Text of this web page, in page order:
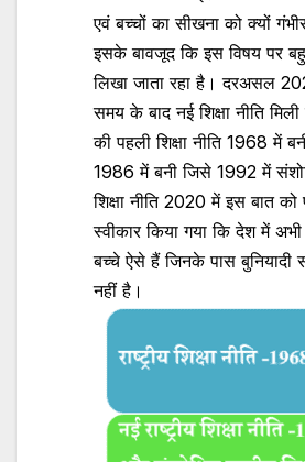
एवं बच्चों का सीखना को क्यों
इसके बावजूद कि इस विषय पर
लिखा जाता रहा है। दरअसल
समय के बाद नई शिक्षा नीति
की पहली शिक्षा नीति 1968 में
1986 में बनी जिसे 1992 में
शिक्षा नीति 2020 में इस बात को
स्वीकार किया गया कि देश में
बच्चे ऐसे हैं जिनके पास बुनियादी
नहीं है।